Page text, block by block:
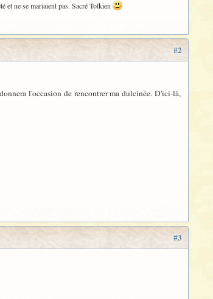
et ne se mariaient pas. Sacré Tolkien
#2
l'occasion de rencontrer ma dulcinée. D'ici-là,
#3